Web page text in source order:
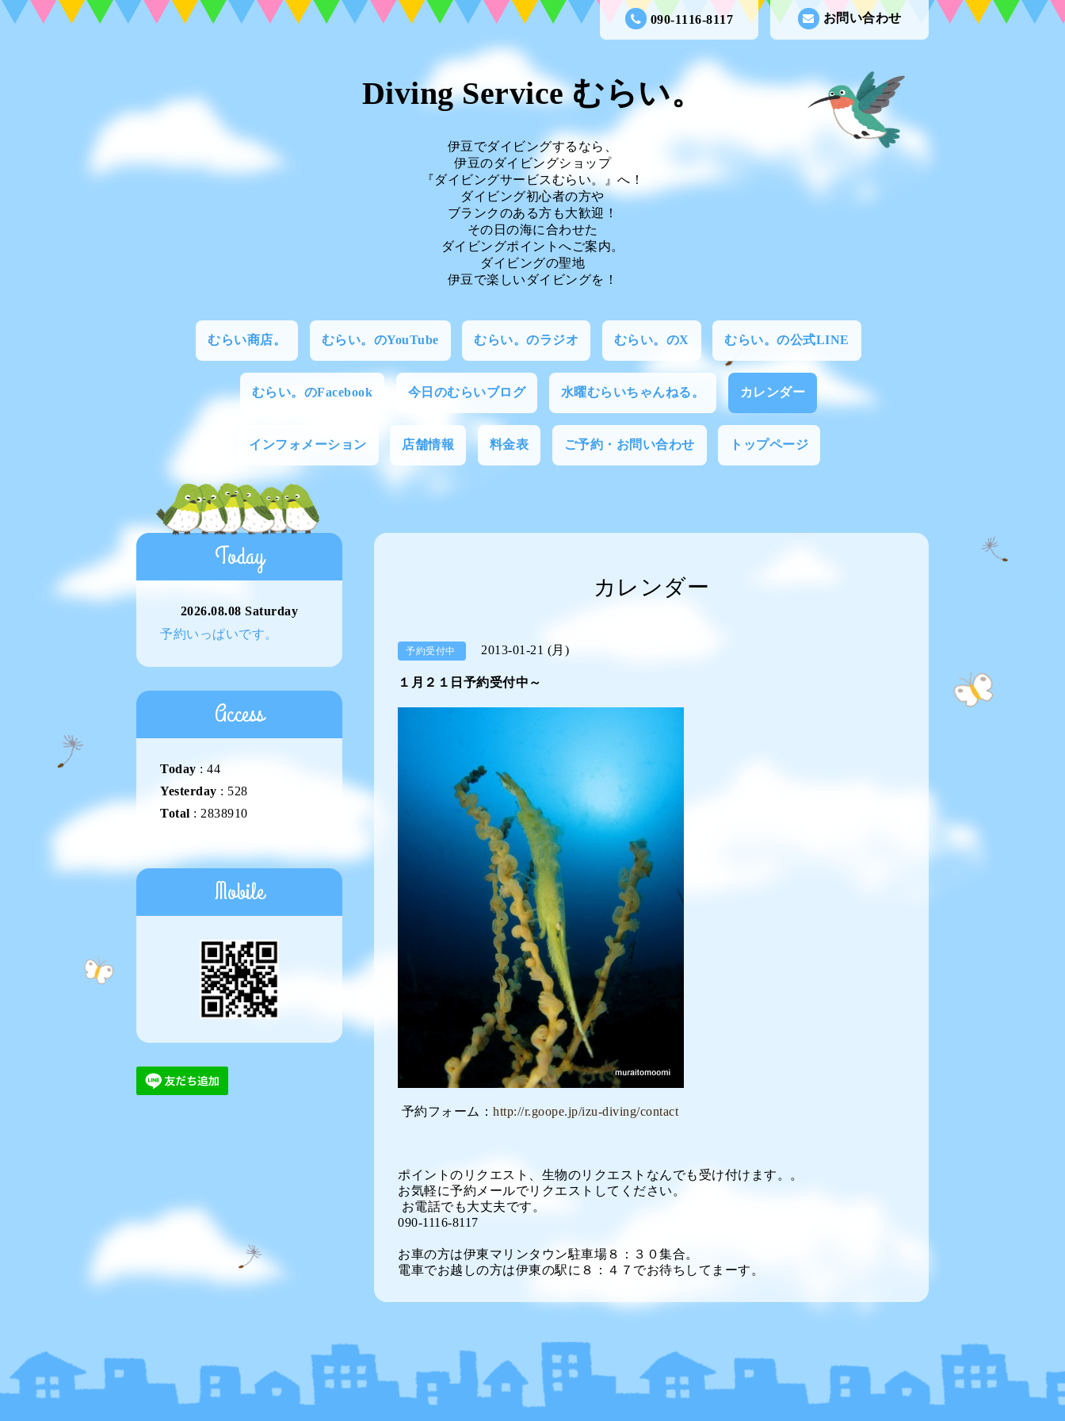
お問い合わせ
090-1116-8117
Diving Service むらい。
伊豆でダイビングするなら、
伊豆のダイビングショップ
『ダイビングサービスむらい。』へ！
ダイビング初心者の方や
ブランクのある方も大歓迎！
その日の海に合わせた
ダイビングポイントへご案内。
ダイビングの聖地
伊豆で楽しいダイビングを！
むらい商店。 むらい。のYouTube むらい。のラジオ むらい。のX むらい。の公式LINE
むらい。のFacebook 今日のむらいブログ 水曜むらいちゃんねる。 カレンダー
インフォメーション 店舗情報 料金表 ご予約・お問い合わせ トップページ
カレンダー
予約受付中 2013-01-21 (月)
１月２１日予約受付中～
予約フォーム： http://r.goope.jp/izu-diving/contact
ポイントのリクエスト、生物のリクエストなんでも受け付けます。。
お気軽に予約メールでリクエストしてください。
お電話でも大丈夫です。
090-1116-8117
お車の方は伊東マリンタウン駐車場８：３０集合。
電車でお越しの方は伊東の駅に８：４７でお待ちしてまーす。
Today
2026.08.08 Saturday
予約いっぱいです。
Access
Today : 44
Yesterday : 528
Total : 2838910
Mobile